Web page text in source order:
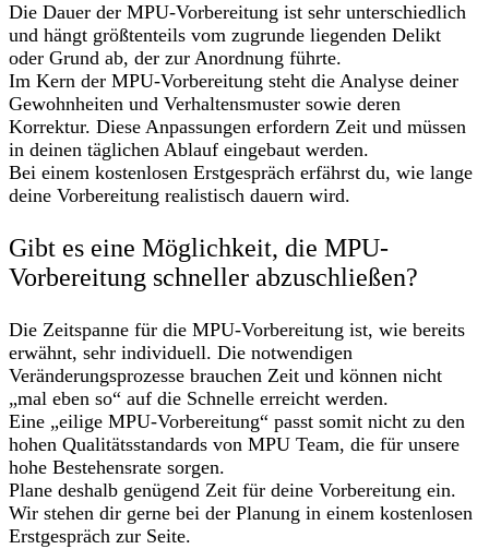
Die Dauer der MPU-Vorbereitung ist sehr unterschiedlich
und hängt größtenteils vom zugrunde liegenden Delikt
oder Grund ab, der zur Anordnung führte.
Im Kern der MPU-Vorbereitung steht die Analyse deiner
Gewohnheiten und Verhaltensmuster sowie deren
Korrektur. Diese Anpassungen erfordern Zeit und müssen
in deinen täglichen Ablauf eingebaut werden.
Bei einem kostenlosen Erstgespräch erfährst du, wie lange
deine Vorbereitung realistisch dauern wird.
Gibt es eine Möglichkeit, die MPU-
Vorbereitung schneller abzuschließen?
Die Zeitspanne für die MPU-Vorbereitung ist, wie bereits
erwähnt, sehr individuell. Die notwendigen
Veränderungsprozesse brauchen Zeit und können nicht
„mal eben so“ auf die Schnelle erreicht werden.
Eine „eilige MPU-Vorbereitung“ passt somit nicht zu den
hohen Qualitätsstandards von MPU Team, die für unsere
hohe Bestehensrate sorgen.
Plane deshalb genügend Zeit für deine Vorbereitung ein.
Wir stehen dir gerne bei der Planung in einem kostenlosen
Erstgespräch zur Seite.